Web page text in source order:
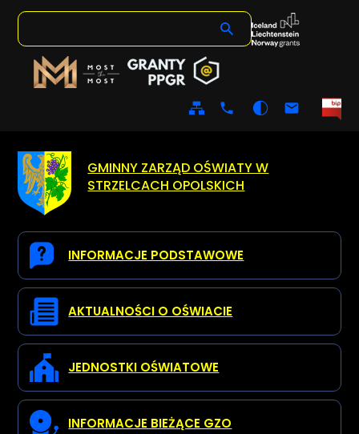
Mapa
KontaktWersja ESP
GMINNY ZARZĄD OŚWIATY W
STRZELCACH OPOLSKICH
INFORMACJE PODSTAWOWE
AKTUALNOŚCI O OŚWIACIE
JEDNOSTKI OŚWIATOWE
INFORMACJE BIEŻĄCE GZO